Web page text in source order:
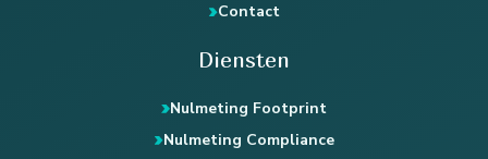
Contact
Diensten
Nulmeting Footprint
Nulmeting Compliance